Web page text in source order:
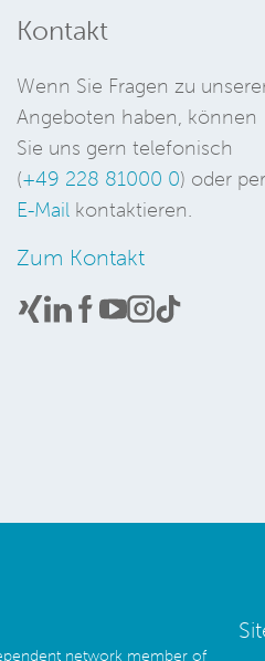
Kontakt
Wenn Sie Fragen zu
Angeboten haben, können
Sie uns gern telefonisch
(+49 228 81000 0) oder per
E-Mailkontaktieren.
Zum Kontakt
network member of